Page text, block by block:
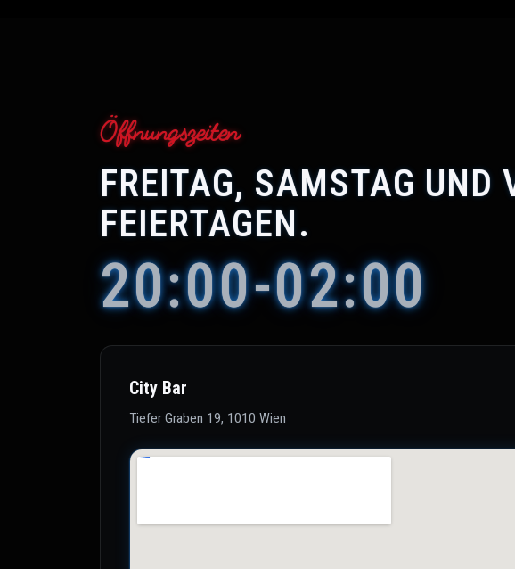
Öffnungszeiten
FREITAG, SAMSTAG UND
FEIERTAGEN.
20:00-02:00
City Bar
Tiefer Graben 19, 1010 Wien